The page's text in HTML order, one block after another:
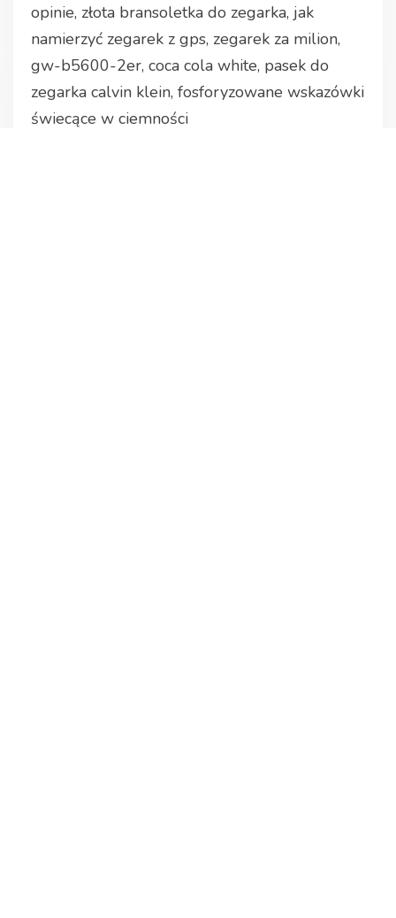
opinie, złota bransoletka do zegarka, jak
namierzyć zegarek z gps, zegarek za milion,
gw-b5600-2er, coca cola white, pasek do
zegarka calvin klein, fosforyzowane wskazówki
świecące w ciemności